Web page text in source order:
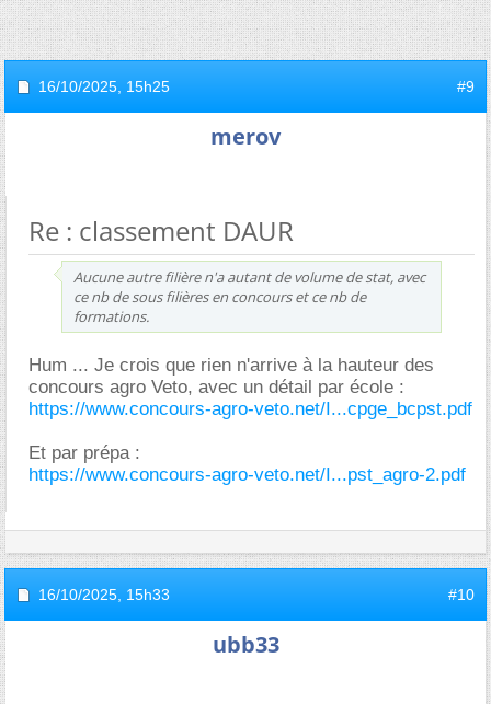
16/10/2025, 15h25 #9
merov
Re : classement DAUR
Aucune autre filière n'a autant de volume de stat, avec
ce nb de sous filières en concours et ce nb de
formations.
Hum ... Je crois que rien n'arrive à la hauteur des
concours agro Veto, avec un détail par école :
https://www.concours-agro-veto.net/I...cpge_bcpst.pdf
Et par prépa :
https://www.concours-agro-veto.net/I...pst_agro-2.pdf
16/10/2025, 15h33 #10
ubb33